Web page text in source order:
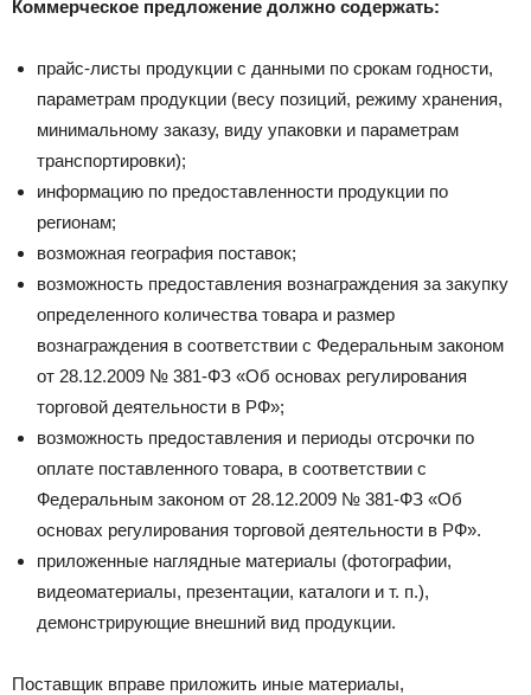
Коммерческое предложение должно содержать:
прайс-листы продукции с данными по срокам годности,
параметрам продукции (весу позиций, режиму хранения,
минимальному заказу, виду упаковки и параметрам
транспортировки);
информацию по предоставленности продукции по
регионам;
возможная география поставок;
возможность предоставления вознаграждения за закупку
определенного количества товара и размер
вознаграждения в соответствии с Федеральным законом
от 28.12.2009 № 381-ФЗ «Об основах регулирования
торговой деятельности в РФ»;
возможность предоставления и периоды отсрочки по
оплате поставленного товара, в соответствии с
Федеральным законом от 28.12.2009 № 381-ФЗ «Об
основах регулирования торговой деятельности в РФ».
приложенные наглядные материалы (фотографии,
видеоматериалы, презентации, каталоги и т. п.),
демонстрирующие внешний вид продукции.
Поставщик вправе приложить иные материалы,